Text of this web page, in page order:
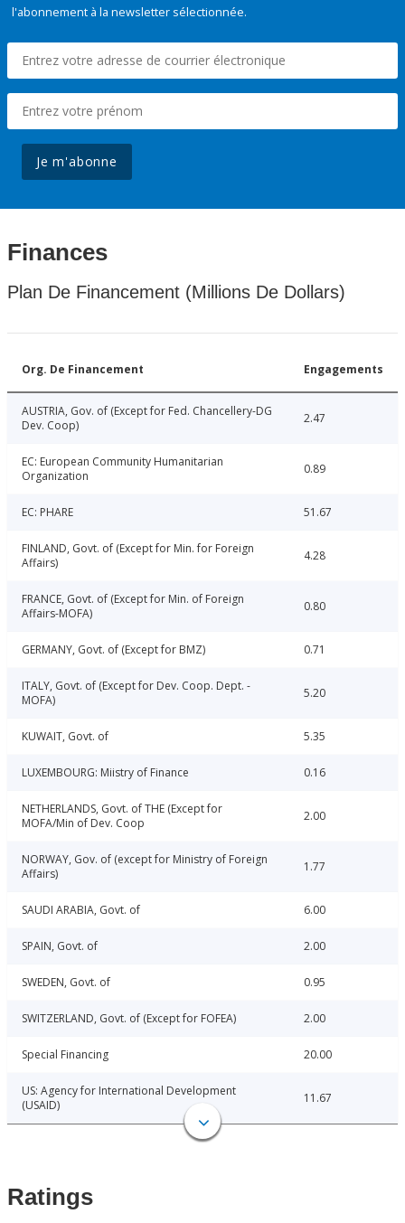
l'abonnement à la newsletter sélectionnée.
Je m'abonne
Finances
Plan De Financement (Millions De Dollars)
Org. De Financement Engagements
AUSTRIA, Gov. of (Except for Fed. Chancellery-DG
Dev. Coop)
2.47
EC: European Community Humanitarian
Organization
0.89
EC: PHARE 51.67
FINLAND, Govt. of (Except for Min. for Foreign
Affairs)
4.28
FRANCE, Govt. of (Except for Min. of Foreign
Affairs-MOFA)
0.80
GERMANY, Govt. of (Except for BMZ) 0.71
ITALY, Govt. of (Except for Dev. Coop. Dept. -
MOFA)
5.20
KUWAIT, Govt. of 5.35
LUXEMBOURG: Miistry of Finance 0.16
NETHERLANDS, Govt. of THE (Except for
MOFA/Min of Dev. Coop
2.00
NORWAY, Gov. of (except for Ministry of Foreign
Affairs)
1.77
SAUDI ARABIA, Govt. of 6.00
SPAIN, Govt. of 2.00
SWEDEN, Govt. of 0.95
SWITZERLAND, Govt. of (Except for FOFEA) 2.00
Special Financing 20.00
US: Agency for International Development
(USAID)
11.67
Ratings